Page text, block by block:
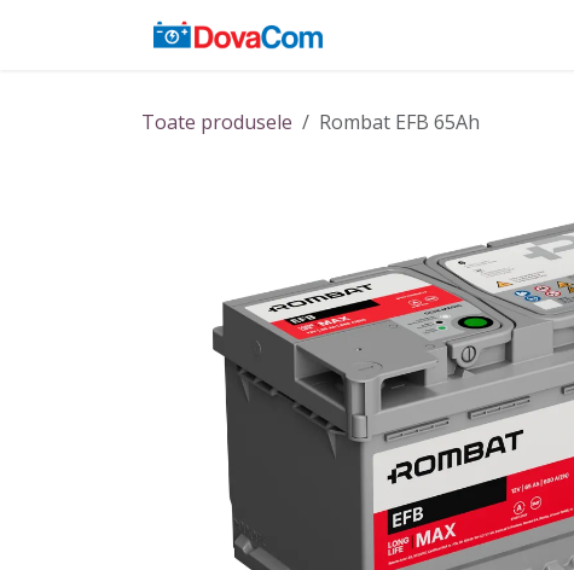
Toate produsele Rombat EFB 65Ah